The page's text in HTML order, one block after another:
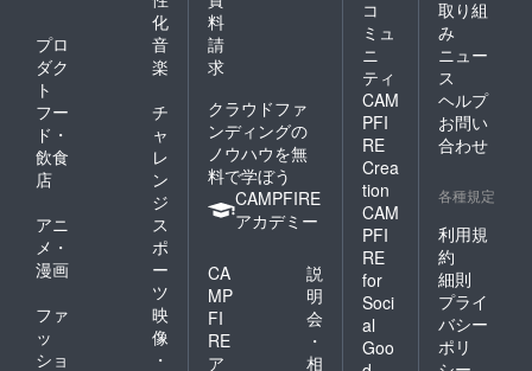
化
プロ
ダク
ト
音
楽
フー
ド・
飲食
店
チ
ャ
レ
ン
ジ
アニ
メ・
漫画
ス
ポ
ー
ツ
ファ
ッ
ショ
映
像
・
料
請
求
クラウドファ
ンディングの
ノウハウを無
料で学ぼう
CAMPFIRE
アカデミー
CA
MP
FI
RE
ア
説
明
会
・
相
コ
ミュ
ニ
ティ
CAM
PFI
RE
Crea
tion
CAM
PFI
RE
for
Soci
al
Goo
取り組
み
ニュー
ス
ヘルプ
お問い
合わせ
各種規定
利用規
約
細則
プライ
バシー
ポリ